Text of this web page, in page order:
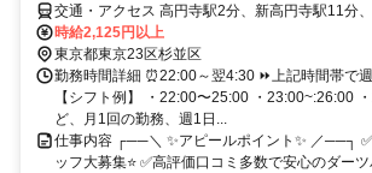
交通・アクセス 高円寺駅2分、新高円寺駅11分
時給2,125円以上
東京都東京23区杉並区
勤務時間詳細 ⏰22:00～翌4:30 ⏩上記時間帯で
【シフト例】 ・22:00〜25:00 ・23:00~:26:00
ど、月1回の勤務、週1日...
仕事内容 ┌──＼ ✨アピールポイント✨ ／──┐
ッフ大募集⭐ ✅高評価口コミ多数で安心のダー